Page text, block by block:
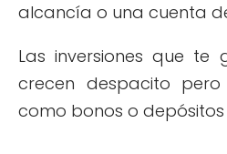
alcancía o una cuenta
Las inversiones que te
crecen despacito
como bonos o